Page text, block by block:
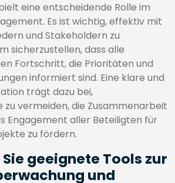
eine entscheidende Rolle im
Es ist wichtig, effektiv mit
und Stakeholdern zu
sicherzustellen, dass alle
Fortschritt, die Prioritäten und
informiert sind. Eine klare und
trägt dazu bei,
zu vermeiden, die Zusammenarbeit
Engagement aller Beteiligten für
zu fördern.
geeignete Tools zur
und